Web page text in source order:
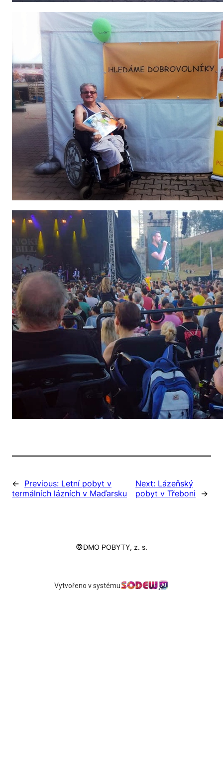
← Previous: Letní pobyt v
termálních lázních v Maďarsku
Next: Lázeňský
pobyt v Třeboni
→
©DMO POBYTY, z. s.
Vytvořeno v systému